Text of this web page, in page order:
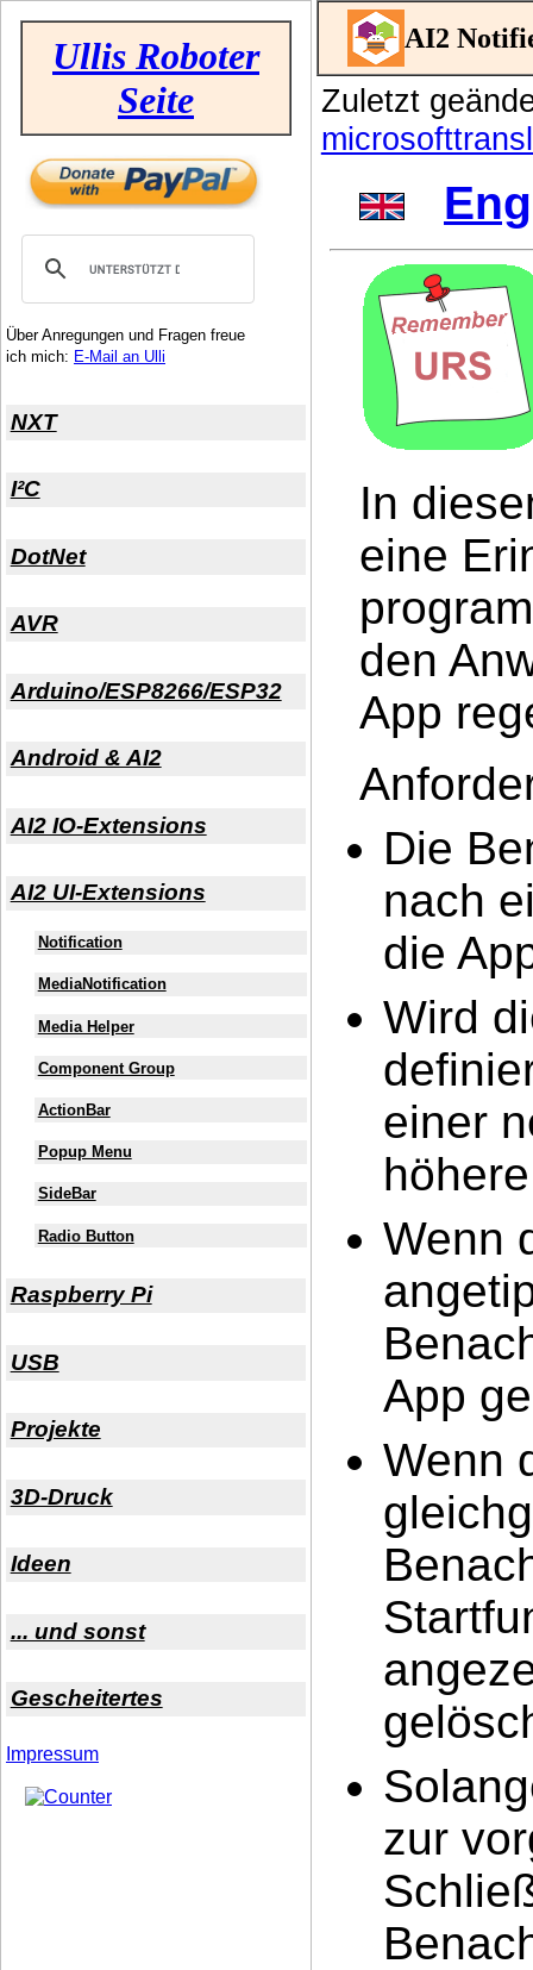
AI2
Zuletzt
In
eine
den
App
Die
nach
die
Wird
einer
Wenn
App
Wenn
zur
Ullis Roboter
Seite
Über Anregungen und Fragen freue
ich mich: E-Mail an Ulli
NXT
I²C
DotNet
AVR
Arduino/ESP8266/ESP32
Android & AI2
AI2 IO-Extensions
AI2 UI-Extensions
Notification
MediaNotification
Media Helper
Component Group
ActionBar
Popup Menu
SideBar
Radio Button
Raspberry Pi
USB
Projekte
3D-Druck
Ideen
... und sonst
Gescheitertes
Impressum